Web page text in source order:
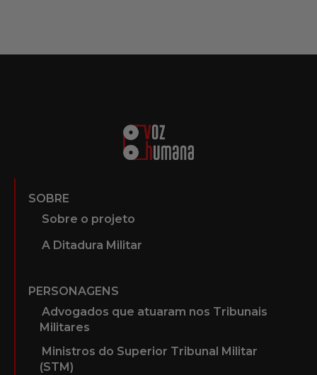
SOBRE
Sobre o projeto
A Ditadura Militar
PERSONAGENS
Advogados que atuaram nos Tribunais
Militares
Ministros do Superior Tribunal Militar
(STM)